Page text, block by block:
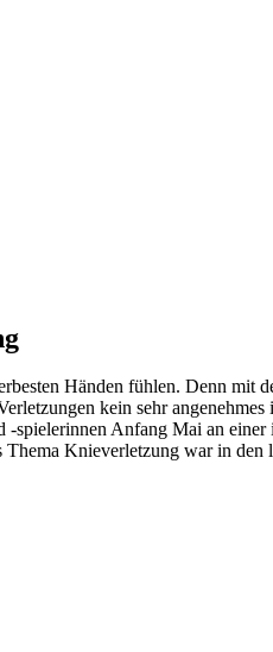
Händen fühlen. Denn
kein sehr
Anfang Mai an
Knieverletzung war in